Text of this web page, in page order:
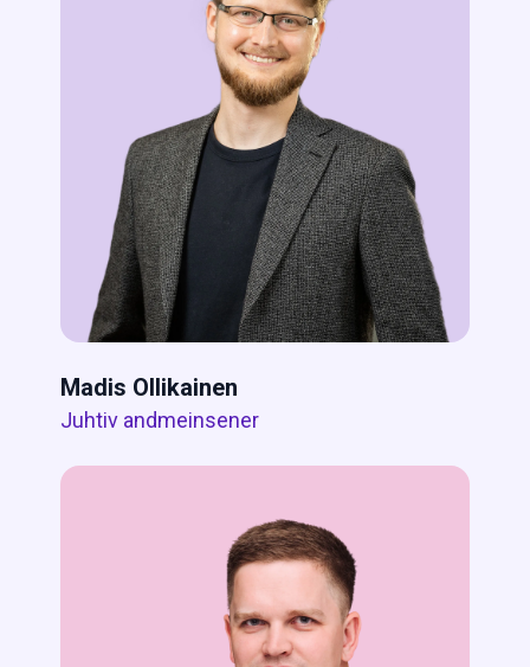
Madis Ollikainen
Juhtiv andmeinsener